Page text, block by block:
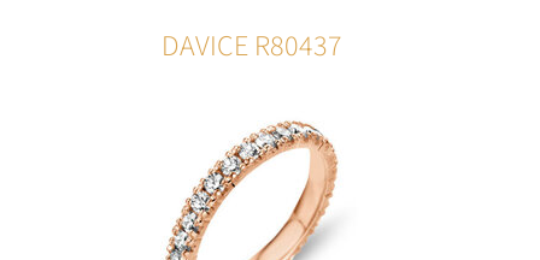
DAVICE R80437